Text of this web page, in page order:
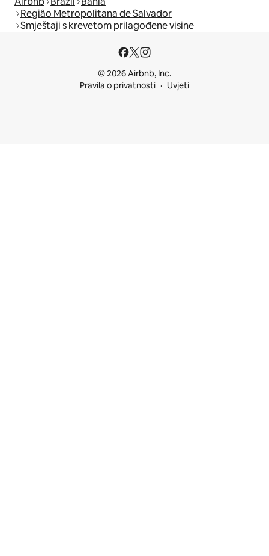
Região Metropolitana de Salvador
Smještaji s krevetom prilagođene visine
© 2026 Airbnb, Inc.
Pravila o privatnosti
Uvjeti